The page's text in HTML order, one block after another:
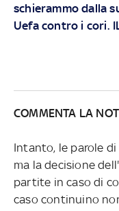
schierammo dalla
Uefa contro i cori.
COMMENTA LA
Intanto, le parole di
ma la decisione
partite in caso di
caso continuino